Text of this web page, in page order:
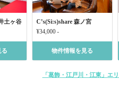
土ヶ谷
る
C’s(Si:s)share 森ノ宮
¥34,000 -
物件情報を見る
「葛飾・江戸川・江東」エ